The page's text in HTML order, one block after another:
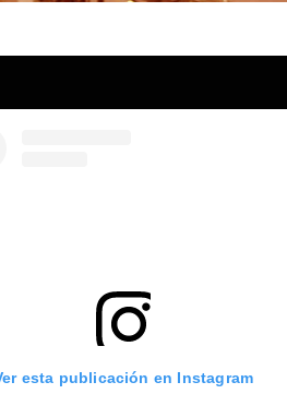
esta publicación en Instagram